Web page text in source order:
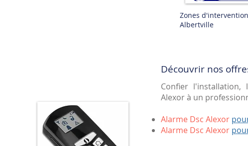
Zones
Albertville
Découvrir nos
Confier
Alexor à un
Alarme Dsc Alexor
Alarme Dsc Alexor